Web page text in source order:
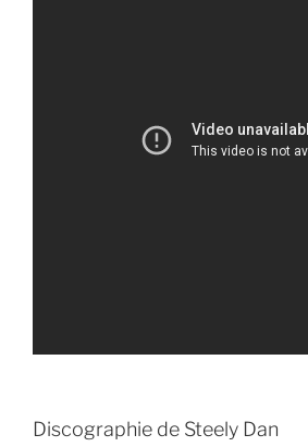
Discographie de Steely Dan